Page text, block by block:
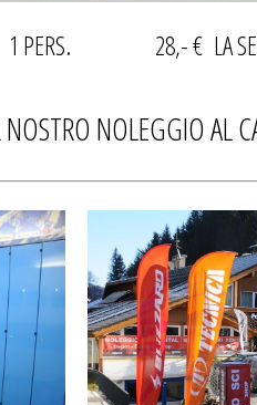
1 PERS. 28,- € LA
NOLEGGIO AL